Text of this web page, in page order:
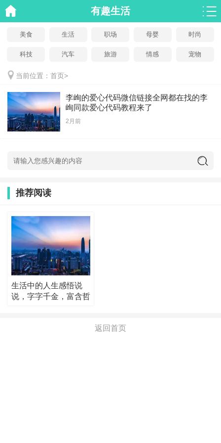
有趣生活
美食 生活 职场 母婴 时尚
科技 汽车 旅游 情感 宠物
当前位置： 首页>
李峋的爱心代码微信链接全网都在找的李
峋同款爱心代码教程来了
2月前
推荐阅读
生活中的人生感悟说
说，字字千金，富含哲
返回首页